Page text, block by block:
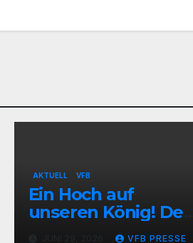
AKTUELL VFB
Ein Hoch auf
unseren König! Der
VfB Stolzenau feiert
VFB PRESSE